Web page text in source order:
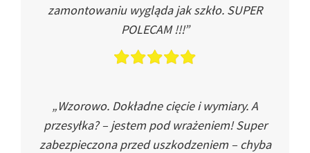
zamontowaniu wygląda jak szkło. SUPER
POLECAM !!!”
„Wzorowo. Dokładne cięcie i wymiary. A
przesyłka? – jestem pod wrażeniem! Super
zabezpieczona przed uszkodzeniem – chyba